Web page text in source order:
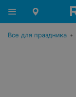
Все для праздника •